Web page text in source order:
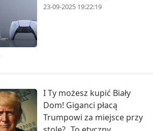
23-09-2025 19:22:19
I Ty możesz kupić Biały
Dom! Giganci płacą
Trumpowi za miejsce przy